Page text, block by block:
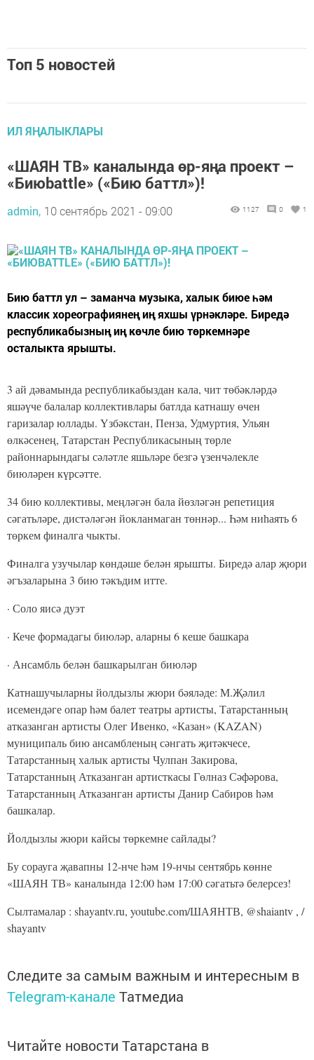
Топ 5 новостей
ИЛ ЯҢАЛЫКЛАРЫ
«ШАЯН ТВ» каналында өр-яңа проект –
«Биюbattle» («Бию баттл»)!
admin, 10 сентябрь 2021 - 09:00 1127 0 1
Бию баттл ул – заманча музыка, халык биюе һәм
классик хореографиянең иң яхшы үрнәкләре. Биредә
республикабызның иң көчле бию төркемнәре
осталыкта ярышты.
3 ай дәвамында республикабыздан кала, чит төбәкләрдә
яшәүче балалар коллективлары батлда катнашу өчен
гаризалар юллады. Үзбәкстан, Пенза, Удмуртия, Ульян
өлкәсенең, Татарстан Республикасының төрле
районнарындагы сәләтле яшьләре безгә үзенчәлекле
биюләрен күрсәтте.
34 бию коллективы, меңләгән бала йөзләгән репетиция
сәгатьләре, дистәләгән йокланмаган төннәр... Һәм ниһаять 6
төркем финалга чыкты.
Финалга узучылар көндәше белән ярышты. Биредә алар җюри
әгъзаларына 3 бию тәкъдим итте.
· Соло яисә дуэт
· Кече формадагы биюләр, аларны 6 кеше башкара
· Ансамбль белән башкарылган биюләр
Катнашучыларны йолдызлы жюри бәяләде: М.Җәлил
исемендәге опар һәм балет театры артисты, Татарстанның
атказанган артисты Олег Ивенко, «Казан» (KAZAN)
муниципаль бию ансамбленың сәнгать җитәкчесе,
Татарстанның халык артисты Чулпан Закирова,
Татарстанның Атказанган артисткасы Гөлназ Сәфәрова,
Татарстанның Атказанган артисты Данир Сабиров һәм
башкалар.
Йолдызлы жюри кайсы төркемне сайлады?
Бу сорауга җавапны 12-нче һәм 19-нчы сентябрь көнне
«ШАЯН ТВ» каналында 12:00 һәм 17:00 сәгатьтә белерсез!
Сылтамалар : shayantv.ru, youtube.com/ШАЯНТВ, @shaiantv , /
shayantv
Следите за самым важным и интересным в
Telegram-канале Татмедиа
Читайте новости Татарстана в